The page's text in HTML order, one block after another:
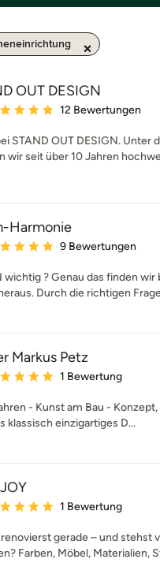
OUT DESIGN
Bewertung: 5 von 5
12 Bewertungen
STAND OUT DESIGN. Unter
wir seit über 10 Jahren
Harmonie
Bewertung: 4.9 von
9 Bewertungen
wichtig ? Genau das finden wir
Durch die richtigen
Markus Petz
Bewertung: 5 von 5
1 Bewertung
- Kunst am Bau -
klassisch einzigartiges D...
Bewertung: 5 von 5
1 Bewertung
gerade – und stehst
Farben, Möbel, Materialien,